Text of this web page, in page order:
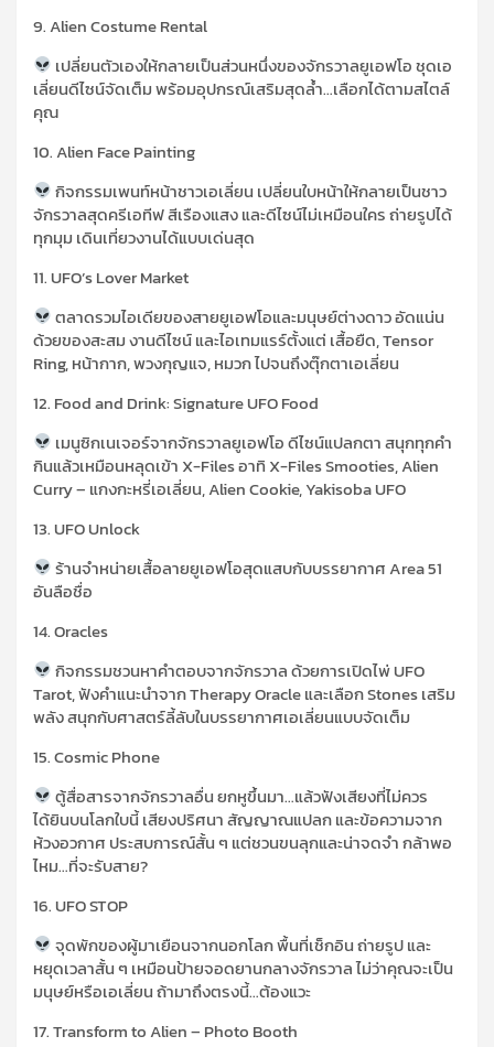
9. Alien Costume Rental
เปลี่ยนตัวเองให้กลายเป็นส่วนหนึ่งของจักรวาลยูเอฟโอ ชุดเอ
เลี่ยนดีไซน์จัดเต็ม พร้อมอุปกรณ์เสริมสุดล้ำ…เลือกได้ตามสไตล์
คุณ
10. Alien Face Painting
กิจกรรมเพนท์หน้าชาวเอเลี่ยน เปลี่ยนใบหน้าให้กลายเป็นชาว
จักรวาลสุดครีเอทีฟ สีเรืองแสง และดีไซน์ไม่เหมือนใคร ถ่ายรูปได้
ทุกมุม เดินเที่ยวงานได้แบบเด่นสุด
11. UFO’s Lover Market
ตลาดรวมไอเดียของสายยูเอฟโอและมนุษย์ต่างดาว อัดแน่น
ด้วยของสะสม งานดีไซน์ และไอเทมแรร์ตั้งแต่ เสื้อยืด, Tensor
Ring,หน้ากาก,พวงกุญแจ,หมวก ไปจนถึงตุ๊กตาเอเลี่ยน
12. Food and Drink: Signature UFO Food
เมนูซิกเนเจอร์จากจักรวาลยูเอฟโอ ดีไซน์แปลกตา สนุกทุกคำ
กินแล้วเหมือนหลุดเข้า X-Filesอาทิ X-Files Smooties, Alien
Curry – แกงกะหรี่เอเลี่ยน, Alien Cookie, Yakisoba UFO
13. UFO Unlock
ร้านจำหน่ายเสื้อลายยูเอฟโอสุดแสบกับบรรยากาศArea 51
อันลือชื่อ
14. Oracles
กิจกรรมชวนหาคำตอบจากจักรวาล ด้วยการเปิดไพ่UFO
Tarot,ฟังคำแนะนำจากTherapy OracleและเลือกStonesเสริม
พลัง สนุกกับศาสตร์ลี้ลับในบรรยากาศเอเลี่ยนแบบจัดเต็ม
15. Cosmic Phone
ตู้สื่อสารจากจักรวาลอื่น ยกหูขึ้นมา…แล้วฟังเสียงที่ไม่ควร
ได้ยินบนโลกใบนี้ เสียงปริศนา สัญญาณแปลก และข้อความจาก
ห้วงอวกาศ ประสบการณ์สั้น ๆ แต่ชวนขนลุกและน่าจดจำ กล้าพอ
ไหม…ที่จะรับสาย?
16. UFO STOP
จุดพักของผู้มาเยือนจากนอกโลก พื้นที่เช็กอิน ถ่ายรูป และ
หยุดเวลาสั้น ๆ เหมือนป้ายจอดยานกลางจักรวาลไม่ว่าคุณจะเป็น
มนุษย์หรือเอเลี่ยน ถ้ามาถึงตรงนี้…ต้องแวะ
17. Transform to Alien – Photo Booth